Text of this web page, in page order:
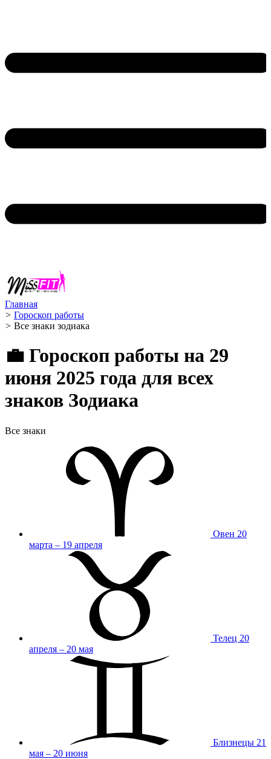
Главная
> Гороскоп работы
> Все знаки зодиака
💼 Гороскоп работы на 29
июня 2025 года для всех
знаков Зодиака
Все знаки
Овен 20
марта – 19 апреля
Телец 20
апреля – 20 мая
Близнецы 21
мая – 20 июня